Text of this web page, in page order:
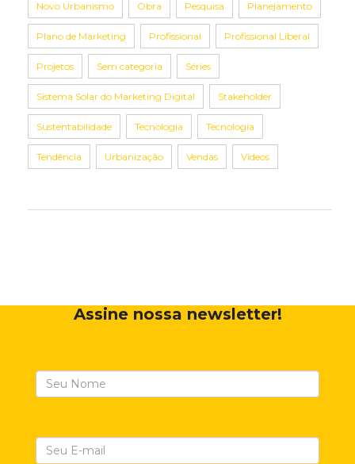
Novo Urbanismo Obra Pesquisa Planejamento
Plano de Marketing Profissional Profissional Liberal
Projetos Sem categoria Séries
Sistema Solar do Marketing Digital Stakeholder
Sustentabilidade Tecnologia Tecnologia
Tendência Urbanização Vendas Vídeos
Assine nossa newsletter!